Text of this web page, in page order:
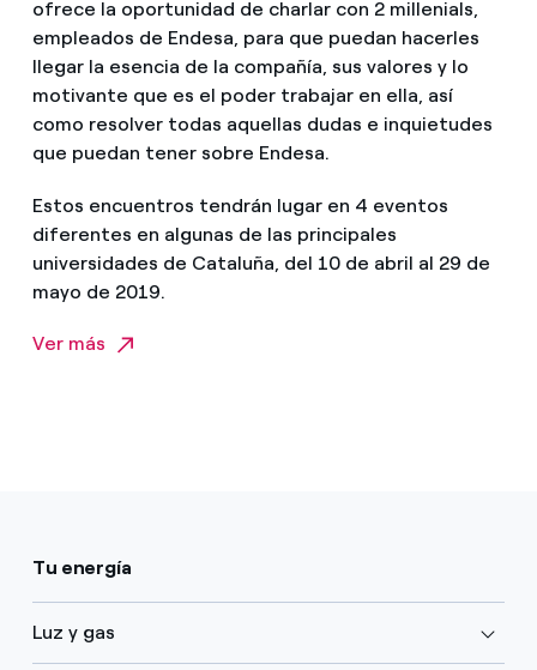
ofrece la oportunidad de charlar con 2 millenials,
empleados de Endesa, para que puedan hacerles
llegar la esencia de la compañía, sus valores y lo
motivante que es el poder trabajar en ella, así
como resolver todas aquellas dudas e inquietudes
que puedan tener sobre Endesa.
Estos encuentros tendrán lugar en 4 eventos
diferentes en algunas de las principales
universidades de Cataluña, del 10 de abril al 29 de
mayo de 2019.
Ver más
Tu energía
Luz y gas